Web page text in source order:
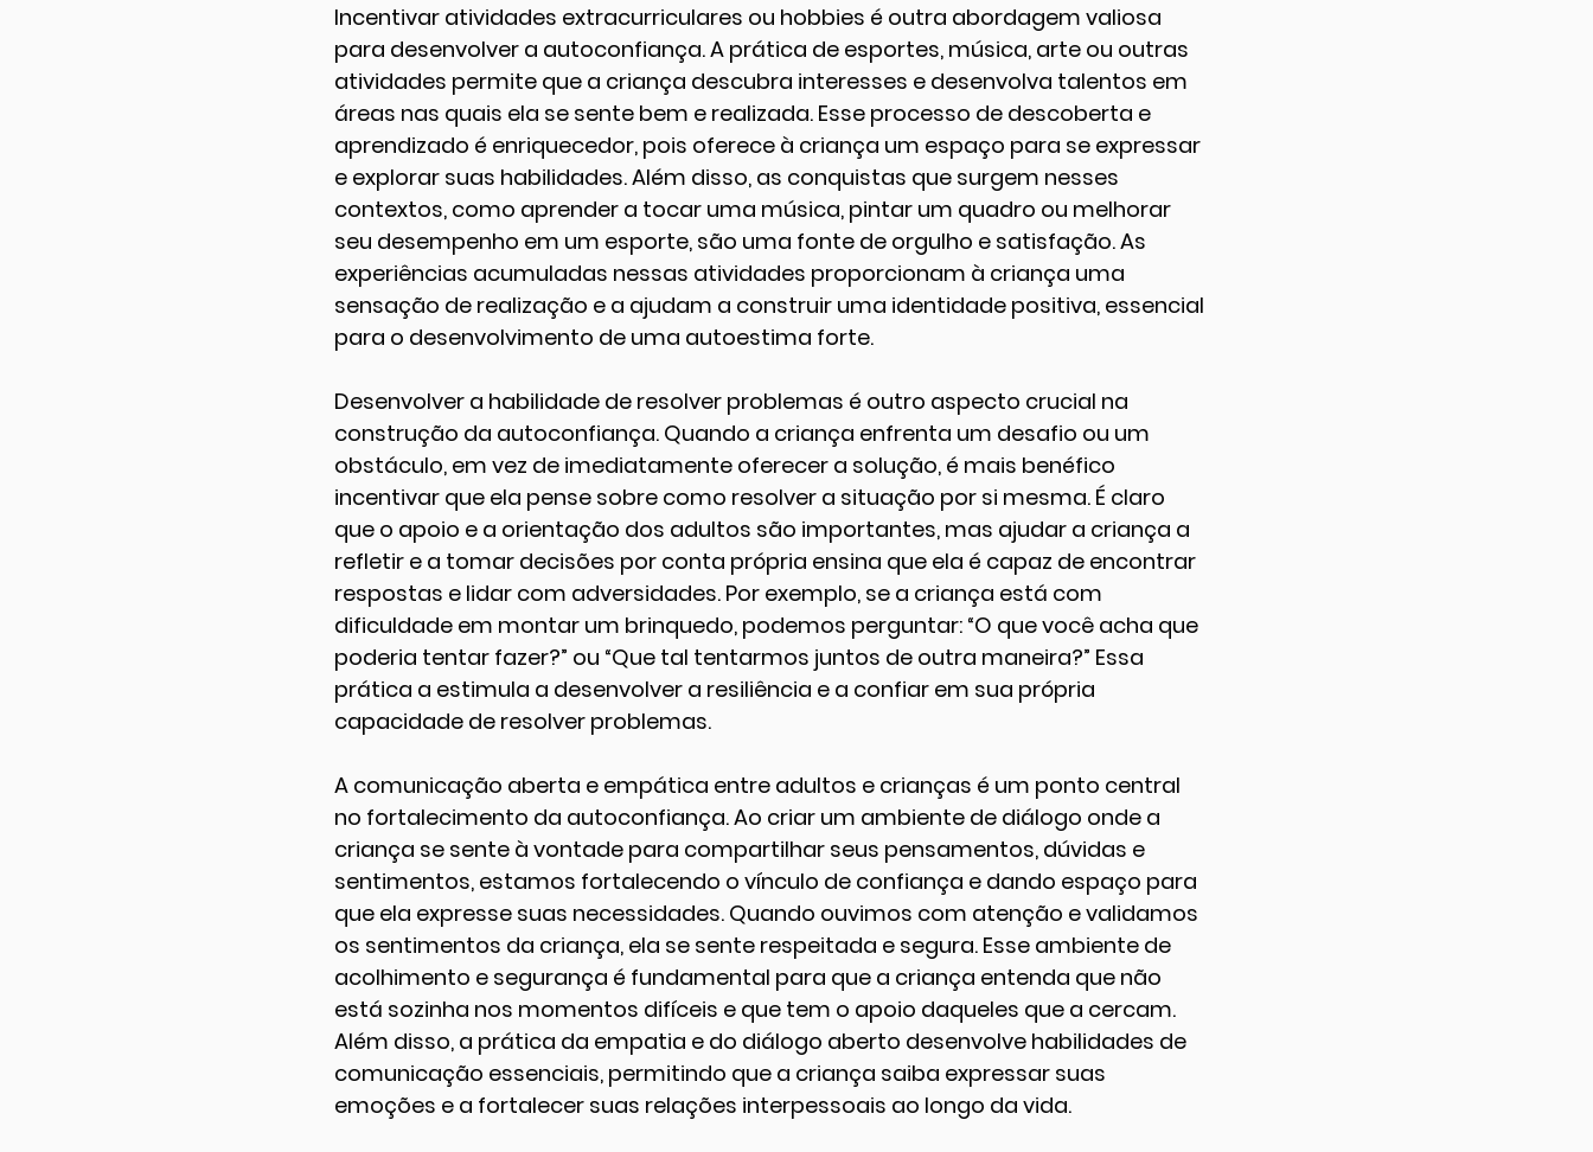
Incentivar atividades extracurriculares ou hobbies é outra abordagem valiosa
para desenvolver a autoconfiança. A prática de esportes, música, arte ou outras
atividades permite que a criança descubra interesses e desenvolva talentos em
áreas nas quais ela se sente bem e realizada. Esse processo de descoberta e
aprendizado é enriquecedor, pois oferece à criança um espaço para se expressar
e explorar suas habilidades. Além disso, as conquistas que surgem nesses
contextos, como aprender a tocar uma música, pintar um quadro ou melhorar
seu desempenho em um esporte, são uma fonte de orgulho e satisfação. As
experiências acumuladas nessas atividades proporcionam à criança uma
sensação de realização e a ajudam a construir uma identidade positiva, essencial
para o desenvolvimento de uma autoestima forte.
Desenvolver a habilidade de resolver problemas é outro aspecto crucial na
construção da autoconfiança. Quando a criança enfrenta um desafio ou um
obstáculo, em vez de imediatamente oferecer a solução, é mais benéfico
incentivar que ela pense sobre como resolver a situação por si mesma. É claro
que o apoio e a orientação dos adultos são importantes, mas ajudar a criança a
refletir e a tomar decisões por conta própria ensina que ela é capaz de encontrar
respostas e lidar com adversidades. Por exemplo, se a criança está com
dificuldade em montar um brinquedo, podemos perguntar: “O que você acha que
poderia tentar fazer?” ou “Que tal tentarmos juntos de outra maneira?” Essa
prática a estimula a desenvolver a resiliência e a confiar em sua própria
capacidade de resolver problemas.
A comunicação aberta e empática entre adultos e crianças é um ponto central
no fortalecimento da autoconfiança. Ao criar um ambiente de diálogo onde a
criança se sente à vontade para compartilhar seus pensamentos, dúvidas e
sentimentos, estamos fortalecendo o vínculo de confiança e dando espaço para
que ela expresse suas necessidades. Quando ouvimos com atenção e validamos
os sentimentos da criança, ela se sente respeitada e segura. Esse ambiente de
acolhimento e segurança é fundamental para que a criança entenda que não
está sozinha nos momentos difíceis e que tem o apoio daqueles que a cercam.
Além disso, a prática da empatia e do diálogo aberto desenvolve habilidades de
comunicação essenciais, permitindo que a criança saiba expressar suas
emoções e a fortalecer suas relações interpessoais ao longo da vida.